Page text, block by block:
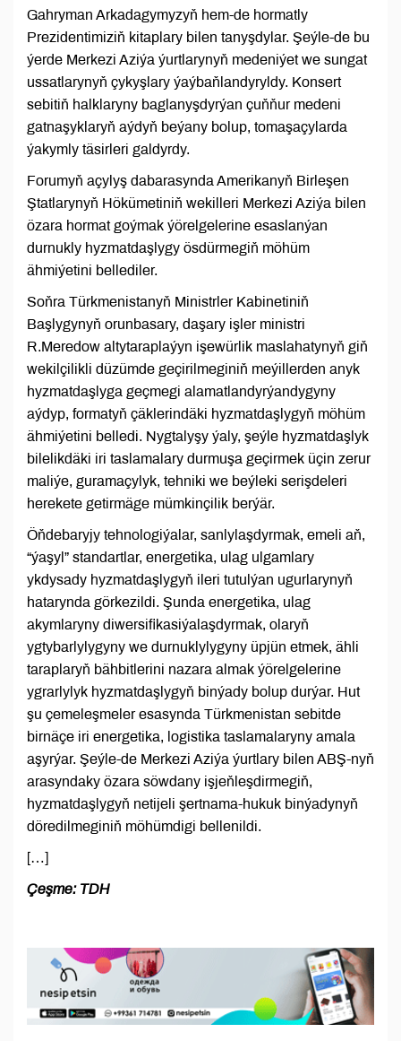
Gahryman Arkadagymyzyň hem-de hormatly
Prezidentimiziň kitaplary bilen tanyşdylar. Şeýle-de bu
ýerde Merkezi Aziýa ýurtlarynyň medeniýet we sungat
ussatlarynyň çykyşlary ýaýbaňlandyryldy. Konsert
sebitiň halklaryny baglanyşdyrýan çuňňur medeni
gatnaşyklaryň aýdyň beýany bolup, tomaşaçylarda
ýakymly täsirleri galdyrdy.
Forumyň açylyş dabarasynda Amerikanyň Birleşen
Ştatlarynyň Hökümetiniň wekilleri Merkezi Aziýa bilen
özara hormat goýmak ýörelgelerine esaslanýan
durnukly hyzmatdaşlygy ösdürmegiň möhüm
ähmiýetini bellediler.
Soňra Türkmenistanyň Ministrler Kabinetiniň
Başlygynyň orunbasary, daşary işler ministri
R.Meredow altytaraplaýyn işewürlik maslahatynyň giň
wekilçilikli düzümde geçirilmeginiň meýillerden anyk
hyzmatdaşlyga geçmegi alamatlandyrýandygyny
aýdyp, formatyň çäklerindäki hyzmatdaşlygyň möhüm
ähmiýetini belledi. Nygtalyşy ýaly, şeýle hyzmatdaşlyk
bilelikdäki iri taslamalary durmuşa geçirmek üçin zerur
maliýe, guramaçylyk, tehniki we beýleki serişdeleri
herekete getirmäge mümkinçilik berýär.
Öňdebaryjy tehnologiýalar, sanlylaşdyrmak, emeli aň,
“ýaşyl” standartlar, energetika, ulag ulgamlary
ykdysady hyzmatdaşlygyň ileri tutulýan ugurlarynyň
hatarynda görkezildi. Şunda energetika, ulag
akymlaryny diwersifikasiýalaşdyrmak, olaryň
ygtybarlylygyny we durnuklylygyny üpjün etmek, ähli
taraplaryň bähbitlerini nazara almak ýörelgelerine
ygrarlylyk hyzmatdaşlygyň binýady bolup durýar. Hut
şu çemeleşmeler esasynda Türkmenistan sebitde
birnäçe iri energetika, logistika taslamalaryny amala
aşyrýar. Şeýle-de Merkezi Aziýa ýurtlary bilen ABŞ-nyň
arasyndaky özara söwdany işjeňleşdirmegiň,
hyzmatdaşlygyň netijeli şertnama-hukuk binýadynyň
döredilmeginiň möhümdigi bellenildi.
[…]
Çeşme: TDH